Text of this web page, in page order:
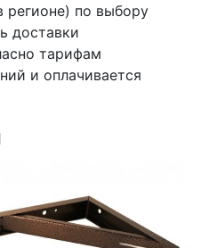
по выбору
доставки
тарифам
и оплачивается